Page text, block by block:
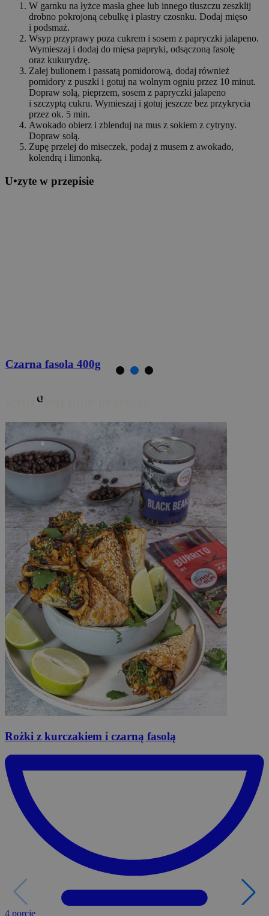
W garnku na łyżce masła ghee lub innego tłuszczu zeszklij
drobno pokrojoną cebulkę i plastry czosnku. Dodaj mięso
i podsmaż.
Wsyp przyprawy poza cukrem i sosem z papryczki jalapeno.
Wymieszaj i dodaj do mięsa papryki, odsączoną fasolę
oraz kukurydzę.
Zalej bulionem i passatą pomidorową, dodaj również
pomidory z puszki i gotuj na wolnym ogniu przez 10 minut.
Dopraw solą, pieprzem, sosem z papryczki jalapeno
i szczyptą cukru. Wymieszaj i gotuj jeszcze bez przykrycia
przez ok. 5 min.
Awokado obierz i zblenduj na mus z sokiem z cytryny.
Dopraw solą.
Zupę przelej do miseczek, podaj z musem z awokado,
kolendrą i limonką.
U•zyte w przepisie
Czarna fasola 400g
o
Rożki z kurczakiem i czarną fasolą
4 porcje